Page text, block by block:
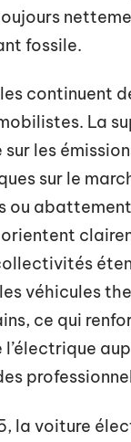
fossile.
continuent
La
les
sur le
ou
véhicules
ce qui
la voiture